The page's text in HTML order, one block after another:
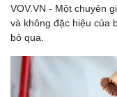
check-in
VOV.VN - Một chuyên
và không đặc hiệu của
bỏ qua.